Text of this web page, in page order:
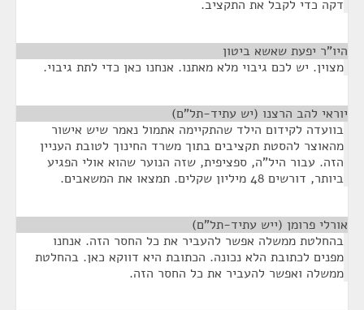
דקה כדי לקבל את התקציב.
היו"ר יפעת שאשא ביטון
מצוין. יש לכם גיבוי מלא מאתנו. אנחנו כאן כדי לתת גיבוי.
יוראי להב הרצנו (יש עתיד-תל"ם)
בוועדה לקידום הילד שהתקיימה אתמול נאמר שיש אישור
מהאוצר להסטת תקציבים בתוך משרד החינוך לטובת העניין
הזה. עבור היל"ה, ספציפית, שזה הנוער שהוא אולי הפגיע
ביותר, דורשים 48 מיליון שקלים. תמצאו את המשאבים.
אורלי פרומן (ייש עתיד-תל"ם)
בהחלטת ממשלה אפשר להעביר את כל החסר הזה. אנחנו
מפנים לכתובת הלא נכונה. הכתובת היא דווקא כאן. בהחלטת
ממשלה ואפשר להעביר את כל החסר הזה.